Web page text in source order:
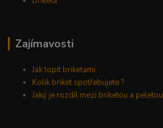
Zajímavosti
Jak topit briketami
Kolik briket spotřebujete ?
Jaký je rozdíl mezi briketou a peletou